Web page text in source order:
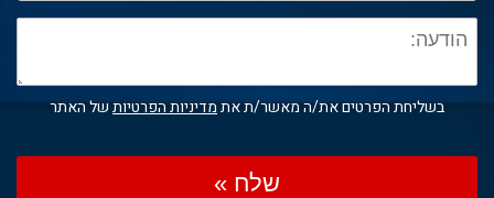
בשליחת הפרטים את/ה מאשר/ת אתמדיניות הפרטיותשל האתר
שלח »